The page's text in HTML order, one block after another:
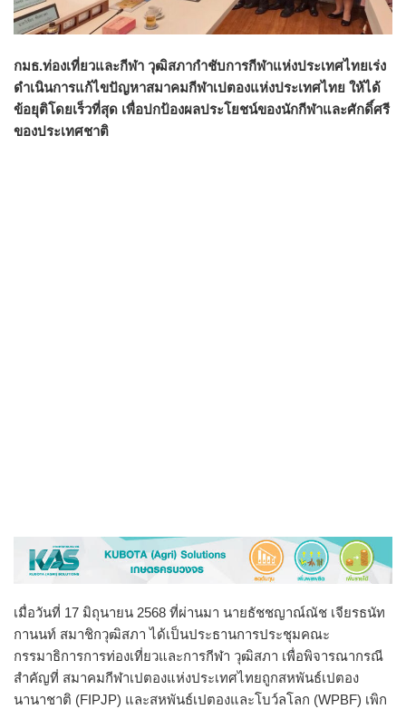
กมธ.ท่องเที่ยวและกีฬา วุฒิสภากำชับการกีฬาแห่งประเทศไทยเร่ง
ดำเนินการแก้ไขปัญหาสมาคมกีฬาเปตองแห่งประเทศไทย ให้ได้
ข้อยุติโดยเร็วที่สุด เพื่อปกป้องผลประโยชน์ของนักกีฬาและศักดิ์ศรี
ของประเทศชาติ
เมื่อวันที่ 17 มิถุนายน 2568 ที่ผ่านมา นายธัชชญาณ์ณัช เจียรธนัท
กานนท์ สมาชิกวุฒิสภา ได้เป็นประธานการประชุมคณะ
กรรมาธิการการท่องเที่ยวและการกีฬา วุฒิสภา เพื่อพิจารณากรณี
สำคัญที่ สมาคมกีฬาเปตองแห่งประเทศไทยถูกสหพันธ์เปตอง
นานาชาติ (FIPJP) และสหพันธ์เปตองและโบว์ลโลก (WPBF) เพิก